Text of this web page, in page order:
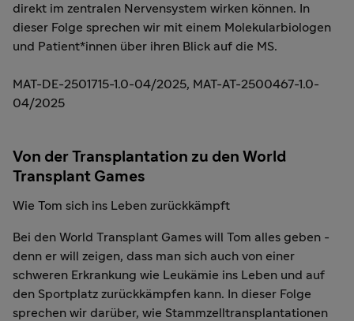
direkt im zentralen Nervensystem wirken können. In
dieser Folge sprechen wir mit einem Molekularbiologen
und Patient*innen über ihren Blick auf die MS.
MAT-DE-2501715-1.0-04/2025, MAT-AT-2500467-1.0-
04/2025
Von der Transplantation zu den World
Transplant Games
Wie Tom sich ins Leben zurückkämpft
Bei den World Transplant Games will Tom alles geben -
denn er will zeigen, dass man sich auch von einer
schweren Erkrankung wie Leukämie ins Leben und auf
den Sportplatz zurückkämpfen kann. In dieser Folge
sprechen wir darüber, wie Stammzelltransplantationen